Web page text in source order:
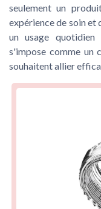
seulement un
expérience de soin et
un usage
s'impose comme un
souhaitent allier